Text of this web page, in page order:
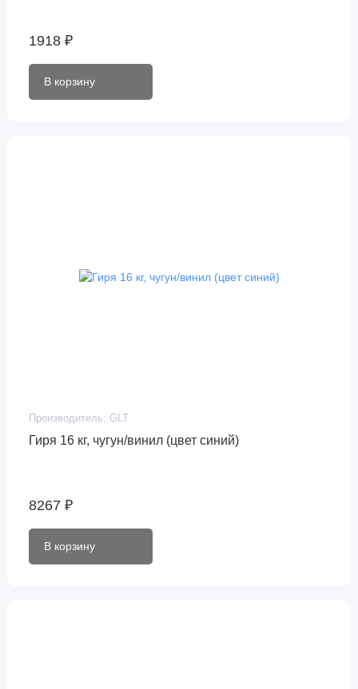
1918 ₽
В корзину
Производитель: GLT
Гиря 16 кг, чугун/винил (цвет синий)
8267 ₽
В корзину